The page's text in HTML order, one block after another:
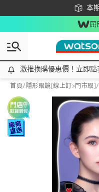
本
下
屈
激推換購優惠價！立即點我看
激推換購優惠價！立即點
首頁/ 隱形眼鏡[線上訂>門市取]/